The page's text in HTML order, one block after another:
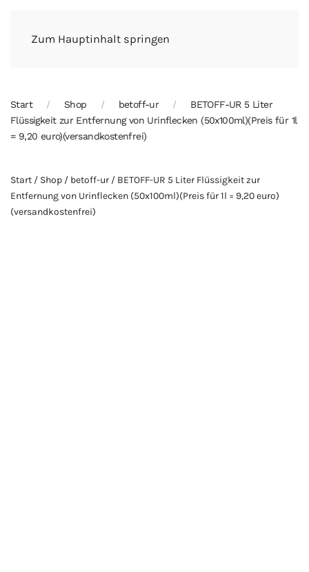
Zum Hauptinhalt springen
Start Shop betoff-ur
BETOFF-UR 5 Liter
Flüssigkeit zur Entfernung von Urinflecken (50x100ml)(Preis für 1l
= 9,20 euro)(versandkostenfrei)
Start / Shop / betoff-ur / BETOFF-UR 5 Liter Flüssigkeit zur
Entfernung von Urinflecken (50x100ml)(Preis für 1l = 9,20 euro)
(versandkostenfrei)